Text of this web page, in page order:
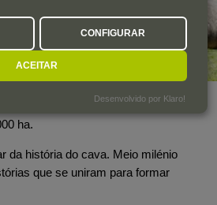
ha.
da história do cava. Meio milénio
que se uniram para formar
CONFIGURAR
ACEITAR
Desenvolvido por Klaro!